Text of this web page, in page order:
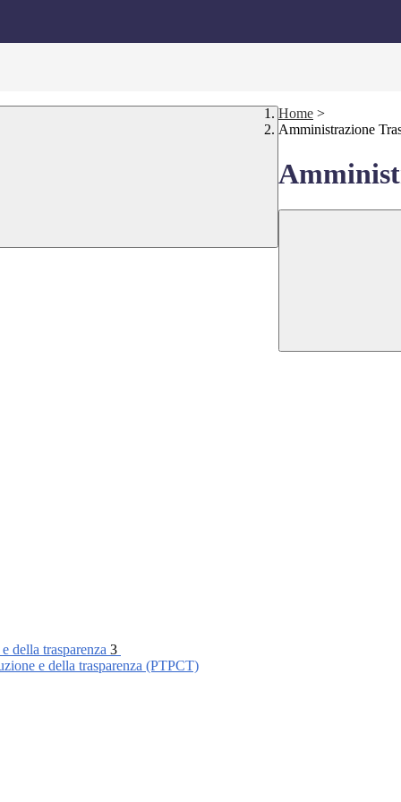
Home >
Amministrazione
della trasparenza 3
e della trasparenza (PTPCT)